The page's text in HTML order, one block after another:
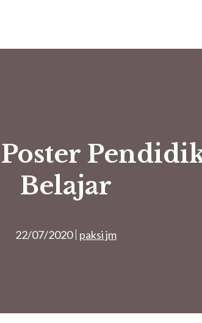
Belajar
22/07/2020 paksi jm